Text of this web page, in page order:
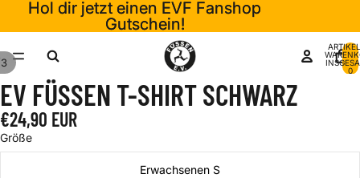
Hol dir jetzt einen EVF Fanshop
Gutschein!
Hol dir jetzt einen EVF Fanshop
Gutschein!
0
3
EV FÜSSEN T-SHIRT SCHWARZ
€24,90 EUR
Größe
Erwachsenen S